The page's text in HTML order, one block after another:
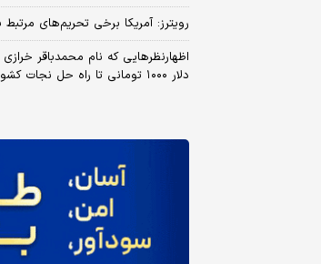
رویترز: آمریکا برخی تحریم‌های مرتبط
اظهارنظرهایی که نام محمدباقر
دلار ۱۰۰۰ تومانی تا راه حل نجات کشور با ساخت بمب اتم و شلیک آن!